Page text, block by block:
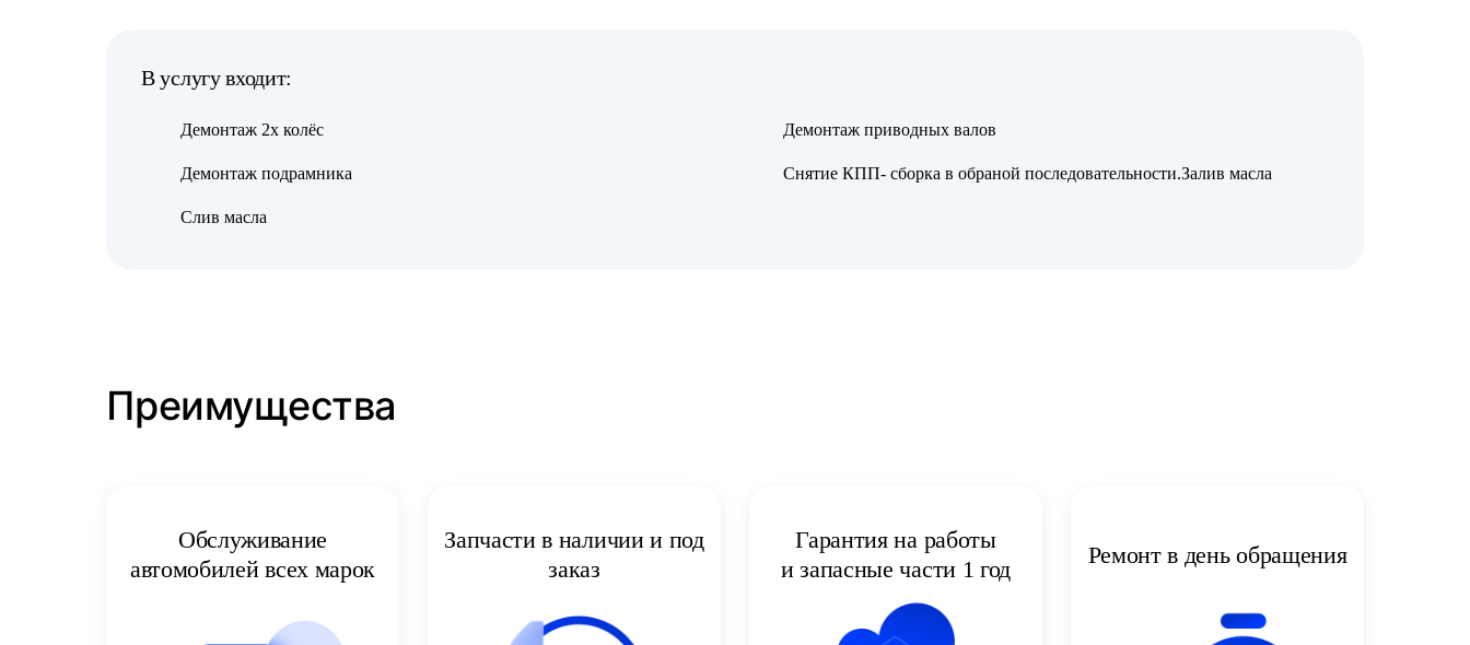
В услугу входит:
Демонтаж 2х колёс
Демонтаж подрамника
Слив масла
Демонтаж приводных валов
Снятие КПП- сборка в обраной последовательности.Залив масла
Преимущества
Обслуживание
автомобилей всех марок
Запчасти в наличии и под
заказ
Гарантия на работы
и запасные части 1 год
Ремонт в день обращения